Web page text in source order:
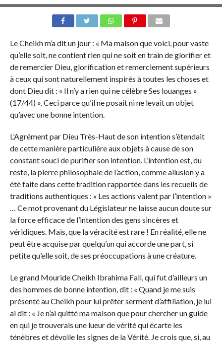
Le Cheikh m’a dit un jour : « Ma maison que voici, pour vaste
qu’elle soit, ne contient rien qui ne soit en train de glorifier et
de remercier Dieu, glorification et remerciement supérieurs
à ceux qui sont naturellement inspirés à toutes les choses et
dont Dieu dit : « Il n’y a rien qui ne célèbre Ses louanges »
(17/44) ». Ceci parce qu’il ne posait ni ne levait un objet
qu’avec une bonne intention.
L’Agrément par Dieu Très-Haut de son intention s’étendait
de cette manière particulière aux objets à cause de son
constant souci de purifier son intention. L’intention est, du
reste, la pierre philosophale de l’action, comme allusion y a
été faite dans cette tradition rapportée dans les recueils de
traditions authentiques : « Les actions valent par l’intention »
… Ce mot provenant du Législateur ne laisse aucun doute sur
la force efficace de l’intention des gens sincères et
véridiques. Mais, que la véracité est rare ! En réalité, elle ne
peut être acquise par quelqu’un qui accorde une part, si
petite qu’elle soit, de ses préoccupations à une créature.
Le grand Mouride Cheikh Ibrahima Fall, qui fut d’ailleurs un
des hommes de bonne intention, dit : « Quand je me suis
présenté au Cheikh pour lui prêter serment d’affiliation, je lui
ai dit : « Je n’ai quitté ma maison que pour chercher un guide
en qui je trouverais une lueur de vérité qui écarte les
ténèbres et dévoile les signes de la Vérité. Je crois que, si, au